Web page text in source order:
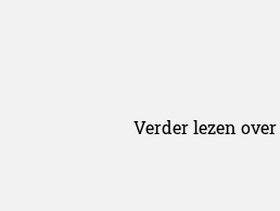
Verder lezen over